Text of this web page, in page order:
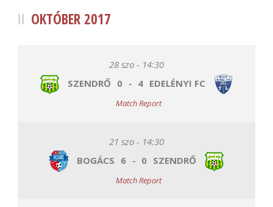
OKTÓBER 2017
28 szo - 14:30
SZENDRŐ 0 - 4 EDELÉNYI FC
Match Report
21 szo - 14:30
BOGÁCS 6 - 0 SZENDRŐ
Match Report